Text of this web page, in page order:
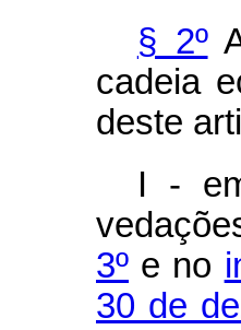
§ 2º
cadeia
deste
I -
3º e no
30 de